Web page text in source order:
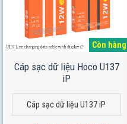
Còn hàng
Cáp sạc dữ liệu Hoco U137
iP
Cáp sạc dữ liệu U137 iP